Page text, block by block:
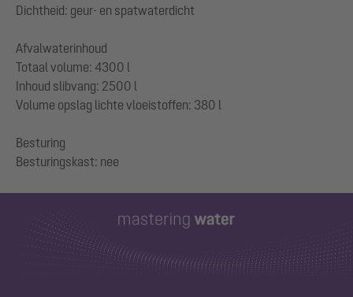
Dichtheid: geur- en spatwaterdicht
Afvalwaterinhoud
Totaal volume: 4300 l
Inhoud slibvang: 2500 l
Volume opslag lichte vloeistoffen: 380 l
Besturing